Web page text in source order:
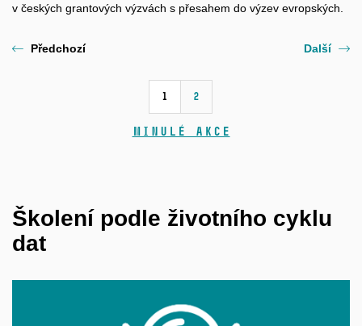
v českých grantových výzvách s přesahem do výzev evropských.
Předchozí
1 2
Další
Minulé akce
Školení podle životního cyklu
dat